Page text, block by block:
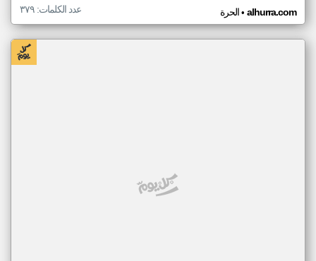
الحرة• alhurra.com عدد الكلمات: ٣٧٩